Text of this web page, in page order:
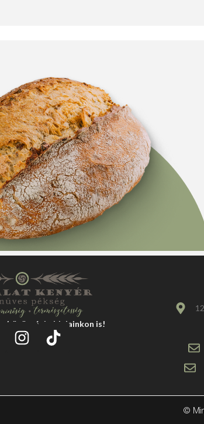
közösségi oldalainkon is!
©